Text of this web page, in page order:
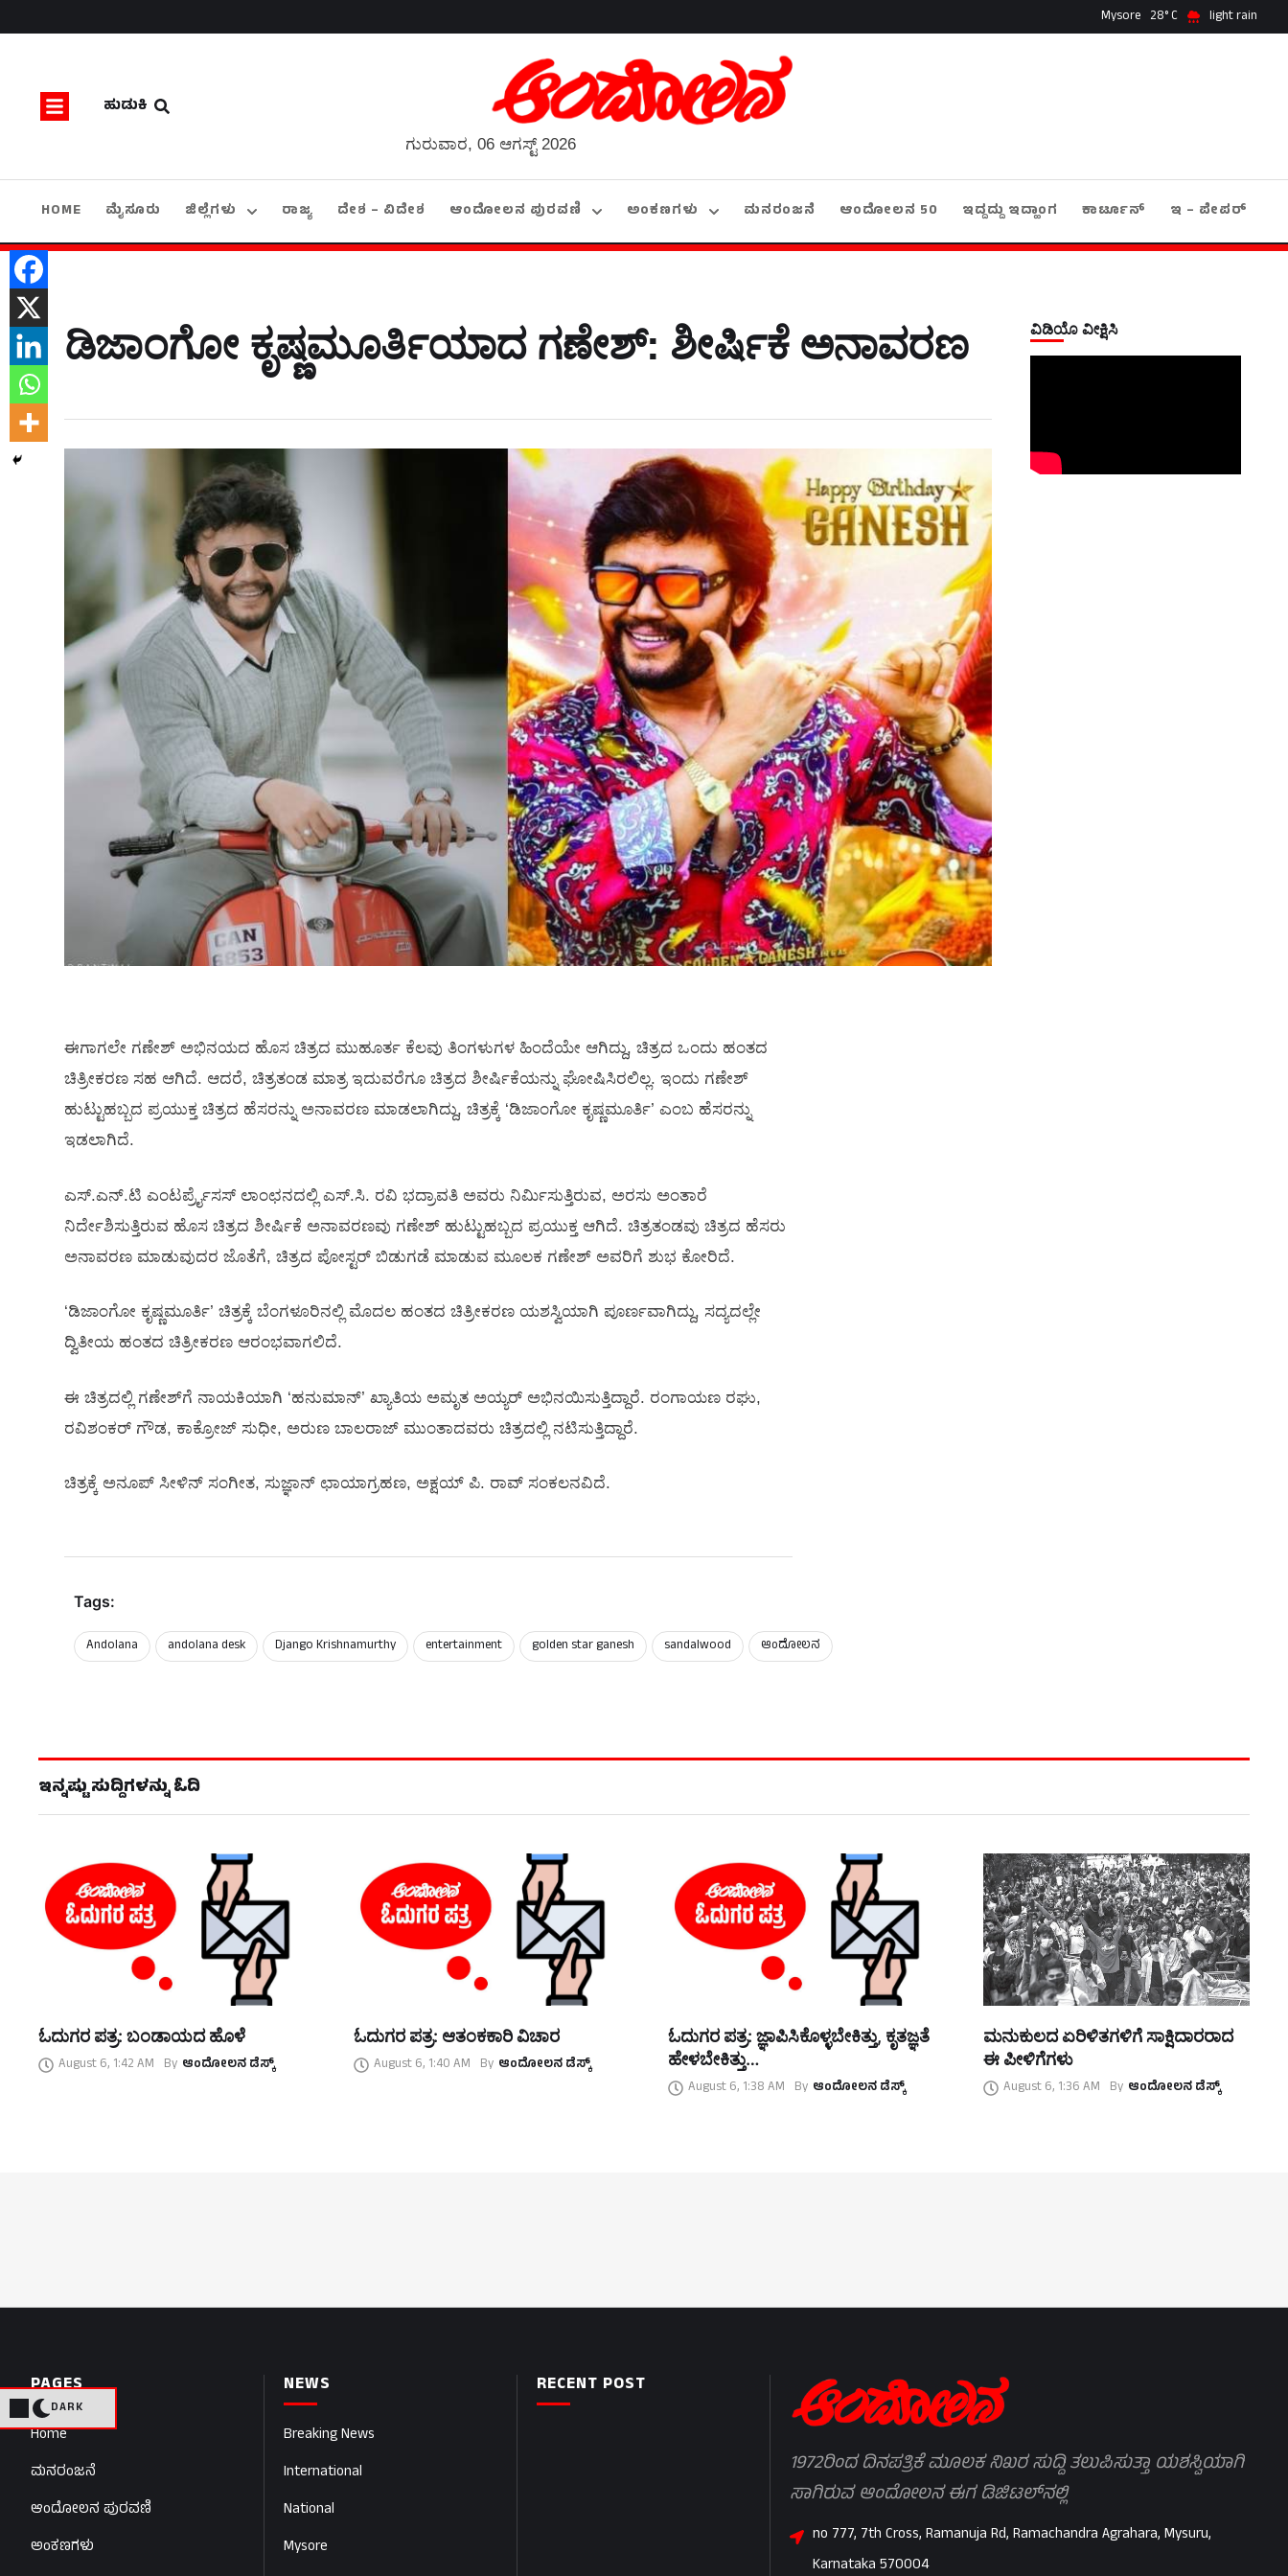
Mysore 28 light rain
ಹುಡುಕಿ
ಗುರುವಾರ, 06 ಆಗಸ್ಟ್ 2026
DARK
HOME ಮೈಸೂರು ಜಿಲ್ಲೆಗಳು ರಾಜ್ಯ ದೇಶ – ವಿದೇಶ ಆಂದೋಲನ ಪುರವಣಿ ಅಂಕಣಗಳು ಮನರಂಜನೆ ಆಂದೋಲನ 50 ಇದ್ದದ್ದು ಇದ್ಹಾಂಗ ಕಾರ್ಟೂನ್ ಇ – ಪೇಪರ್
ಡಿಜಾಂಗೋ ಕೃಷ್ಣಮೂರ್ತಿಯಾದ ಗಣೇಶ್‍: ಶೀರ್ಷಿಕೆ ಅನಾವರಣ
ಈಗಾಗಲೇ ಗಣೇಶ್‍ ಅಭಿನಯದ ಹೊಸ ಚಿತ್ರದ ಮುಹೂರ್ತ ಕೆಲವು ತಿಂಗಳುಗಳ ಹಿಂದೆಯೇ ಆಗಿದ್ದು, ಚಿತ್ರದ ಒಂದು ಹಂತದ
ಚಿತ್ರೀಕರಣ ಸಹ ಆಗಿದೆ. ಆದರೆ, ಚಿತ್ರತಂಡ ಮಾತ್ರ ಇದುವರೆಗೂ ಚಿತ್ರದ ಶೀರ್ಷಿಕೆಯನ್ನು ಘೋಷಿಸಿರಲಿಲ್ಲ. ಇಂದು ಗಣೇಶ್‍
ಹುಟ್ಟುಹಬ್ಬದ ಪ್ರಯುಕ್ತ ಚಿತ್ರದ ಹೆಸರನ್ನು ಅನಾವರಣ ಮಾಡಲಾಗಿದ್ದು, ಚಿತ್ರಕ್ಕೆ ‘ಡಿಜಾಂಗೋ ಕೃಷ್ಣಮೂರ್ತಿ’ ಎಂಬ ಹೆಸರನ್ನು
ಇಡಲಾಗಿದೆ.
ಎಸ್.ಎನ್.ಟಿ ಎಂಟರ್ಪ್ರೈಸಸ್ ಲಾಂಛನದಲ್ಲಿ ಎಸ್.ಸಿ. ರವಿ ಭದ್ರಾವತಿ ಅವರು ನಿರ್ಮಿಸುತ್ತಿರುವ, ಅರಸು ಅಂತಾರೆ
ನಿರ್ದೇಶಿಸುತ್ತಿರುವ ಹೊಸ ಚಿತ್ರದ ಶೀರ್ಷಿಕೆ ಅನಾವರಣವು ಗಣೇಶ್‍ ಹುಟ್ಟುಹಬ್ಬದ ಪ್ರಯುಕ್ತ ಆಗಿದೆ. ಚಿತ್ರತಂಡವು ಚಿತ್ರದ ಹೆಸರು
ಅನಾವರಣ ಮಾಡುವುದರ ಜೊತೆಗೆ, ಚಿತ್ರದ ಪೋಸ್ಟರ್‍ ಬಿಡುಗಡೆ ಮಾಡುವ ಮೂಲಕ ಗಣೇಶ್‍ ಅವರಿಗೆ ಶುಭ ಕೋರಿದೆ.
‘ಡಿಜಾಂಗೋ ಕೃಷ್ಣಮೂರ್ತಿ’ ಚಿತ್ರಕ್ಕೆ ಬೆಂಗಳೂರಿನಲ್ಲಿ ಮೊದಲ ಹಂತದ ಚಿತ್ರೀಕರಣ ಯಶಸ್ವಿಯಾಗಿ ಪೂರ್ಣವಾಗಿದ್ದು, ಸದ್ಯದಲ್ಲೇ
ದ್ವಿತೀಯ ಹಂತದ ಚಿತ್ರೀಕರಣ ಆರಂಭವಾಗಲಿದೆ‌‌.
ಈ ಚಿತ್ರದಲ್ಲಿ ಗಣೇಶ್‍ಗೆ ನಾಯಕಿಯಾಗಿ ‘ಹನುಮಾನ್’ ಖ್ಯಾತಿಯ ಅಮೃತ ಅಯ್ಯರ್ ಅಭಿನಯಿಸುತ್ತಿದ್ದಾರೆ‌. ರಂಗಾಯಣ ರಘು,
ರವಿಶಂಕರ್ ಗೌಡ, ಕಾಕ್ರೋಜ್ ಸುಧೀ, ಅರುಣ ಬಾಲರಾಜ್ ಮುಂತಾದವರು ಚಿತ್ರದಲ್ಲಿ ನಟಿಸುತ್ತಿದ್ದಾರೆ.
ಚಿತ್ರಕ್ಕೆ ಅನೂಪ್ ಸೀಳಿನ್ ಸಂಗೀತ, ಸುಜ್ಞಾನ್ ಛಾಯಾಗ್ರಹಣ, ಅಕ್ಷಯ್ ಪಿ. ರಾವ್ ಸಂಕಲನವಿದೆ.
Tags:
Andolana andolana desk Django Krishnamurthy entertainment golden star ganesh sandalwood ಆಂದೋಲನ
ವಿಡಿಯೊ ವೀಕ್ಷಿಸಿ
ಇನ್ನಷ್ಟು ಸುದ್ದಿಗಳನ್ನು ಓದಿ
ಓದುಗರ ಪತ್ರ: ಬಂಡಾಯದ ಹೊಳೆ
August 6, 1:42 AM By ಆಂದೋಲನ ಡೆಸ್ಕ್
ಓದುಗರ ಪತ್ರ: ಆತಂಕಕಾರಿ ವಿಚಾರ
August 6, 1:40 AM By ಆಂದೋಲನ ಡೆಸ್ಕ್
ಓದುಗರ ಪತ್ರ: ಜ್ಞಾಪಿಸಿಕೊಳ್ಳಬೇಕಿತ್ತು, ಕೃತಜ್ಞತೆ
ಹೇಳಬೇಕಿತ್ತು…
August 6, 1:38 AM By ಆಂದೋಲನ ಡೆಸ್ಕ್
ಮನುಕುಲದ ಏರಿಳಿತಗಳಿಗೆ ಸಾಕ್ಷಿದಾರರಾದ
ಈ ಪೀಳಿಗೆಗಳು
August 6, 1:36 AM By ಆಂದೋಲನ ಡೆಸ್ಕ್
PAGES
Home
ಮನರಂಜನೆ
ಆಂದೋಲನ ಪುರವಣಿ
ಅಂಕಣಗಳು
NEWS
Breaking News
International
National
Mysore
RECENT POST
1972ರಿಂದ ದಿನಪತ್ರಿಕೆ ಮೂಲಕ ನಿಖರ ಸುದ್ದಿ ತಲುಪಿಸುತ್ತಾ ಯಶಸ್ವಿಯಾಗಿ
ಸಾಗಿರುವ ಆಂದೋಲನ ಈಗ ಡಿಜಿಟಲ್‌ನಲ್ಲಿ
no 777, 7th Cross, Ramanuja Rd, Ramachandra Agrahara, Mysuru,
Karnataka 570004